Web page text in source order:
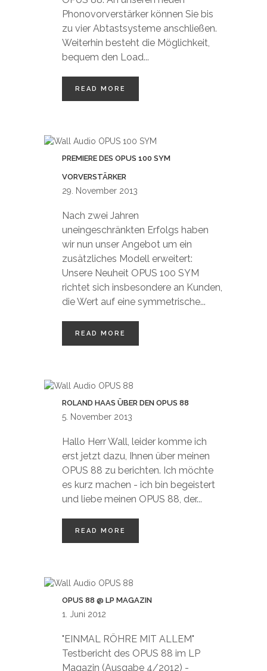
Phonovorverstärker können Sie bis
zu vier Abtastsysteme anschließen.
Weiterhin besteht die Möglichkeit,
bequem den Load...
READ MORE
PREMIERE DES OPUS 100 SYM
VORVERSTÄRKER
29. November 2013
Nach zwei Jahren
uneingeschränkten Erfolgs haben
wir nun unser Angebot um ein
zusätzliches Modell erweitert:
Unsere Neuheit OPUS 100 SYM
richtet sich insbesondere an Kunden,
die Wert auf eine symmetrische...
READ MORE
ROLAND HAAS ÜBER DEN OPUS 88
5. November 2013
Hallo Herr Wall, leider komme ich
erst jetzt dazu, Ihnen über meinen
OPUS 88 zu berichten. Ich möchte
es kurz machen - ich bin begeistert
und liebe meinen OPUS 88, der...
READ MORE
OPUS 88 @ LP MAGAZIN
1. Juni 2012
"EINMAL RÖHRE MIT ALLEM"
Testbericht des OPUS 88 im LP
Magazin (Ausgabe 4/2012) -